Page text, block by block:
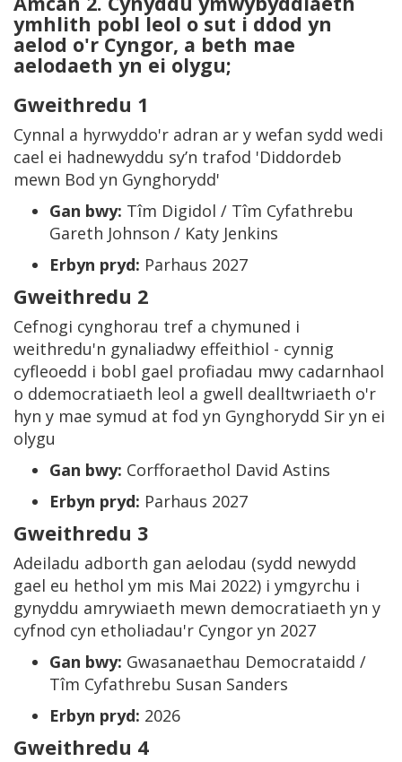
ymhlith pobl leol o sut i ddod yn
aelod o'r Cyngor, a beth mae
aelodaeth yn ei olygu;
Gweithredu 1
Cynnal a hyrwyddo'r adran ar y wefan sydd wedi
cael ei hadnewyddu sy’n trafod 'Diddordeb
mewn Bod yn Gynghorydd'
Gan bwy: Tîm Digidol / Tîm Cyfathrebu
Gareth Johnson / Katy Jenkins
Erbyn pryd: Parhaus 2027
Gweithredu 2
Cefnogi cynghorau tref a chymuned i
weithredu'n gynaliadwy effeithiol - cynnig
cyfleoedd i bobl gael profiadau mwy cadarnhaol
o ddemocratiaeth leol a gwell dealltwriaeth o'r
hyn y mae symud at fod yn Gynghorydd Sir yn ei
olygu
Gan bwy: Corfforaethol David Astins
Erbyn pryd: Parhaus 2027
Gweithredu 3
Adeiladu adborth gan aelodau (sydd newydd
gael eu hethol ym mis Mai 2022) i ymgyrchu i
gynyddu amrywiaeth mewn democratiaeth yn y
cyfnod cyn etholiadau'r Cyngor yn 2027
Gan bwy: Gwasanaethau Democrataidd /
Tîm Cyfathrebu Susan Sanders
Erbyn pryd: 2026
Gweithredu 4